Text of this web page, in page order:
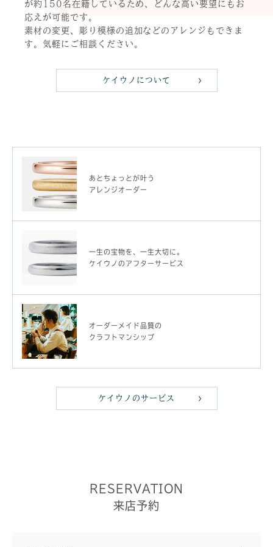
が約150名在籍しているため、どんな高い要望にもお
応えが可能です。
素材の変更、彫り模様の追加などのアレンジもできま
す。気軽にご相談ください。
ケイウノについて
あとちょっとが叶う
アレンジオーダー
一生の宝物を、一生大切に。
ケイウノのアフターサービス
オーダーメイド品質の
クラフトマンシップ
ケイウノのサービス
RESERVATION
来店予約